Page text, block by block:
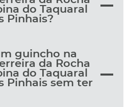
do Taquaral
Pinhais?
guincho na
da Rocha
do Taquaral
Pinhais sem ter